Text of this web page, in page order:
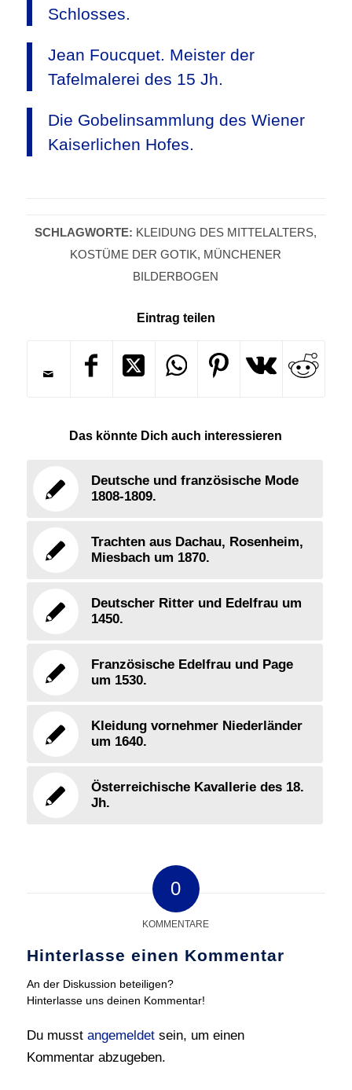
Schlosses.
Jean Foucquet. Meister der
Tafelmalerei des 15 Jh.
Die Gobelinsammlung des Wiener
Kaiserlichen Hofes.
SCHLAGWORTE: KLEIDUNG DES MITTELALTERS,
KOSTÜME DER GOTIK, MÜNCHENER
BILDERBOGEN
Eintrag teilen
Das könnte Dich auch interessieren
Deutsche und französische Mode
1808-1809.
Trachten aus Dachau, Rosenheim,
Miesbach um 1870.
Deutscher Ritter und Edelfrau um
1450.
Französische Edelfrau und Page
um 1530.
Kleidung vornehmer Niederländer
um 1640.
Österreichische Kavallerie des 18.
Jh.
0
KOMMENTARE
Hinterlasse einen Kommentar
An der Diskussion beteiligen?
Hinterlasse uns deinen Kommentar!
Du musst angemeldetsein, um einen
Kommentar abzugeben.